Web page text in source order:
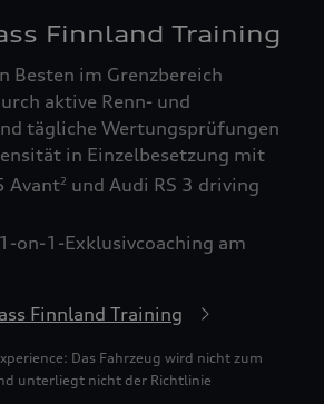
Finnland Training
Besten im Grenzbereich
aktive Renn- und
tägliche Wertungsprüfungen
in Einzelbesetzung mit
Avant2 und Audi RS 3 driving
on-1-Exklusivcoaching am
Finnland Training
Das Fahrzeug wird nicht zum
unterliegt nicht der Richtlinie